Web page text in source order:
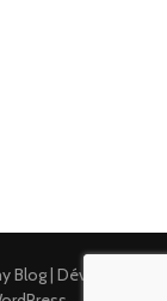
| Développé